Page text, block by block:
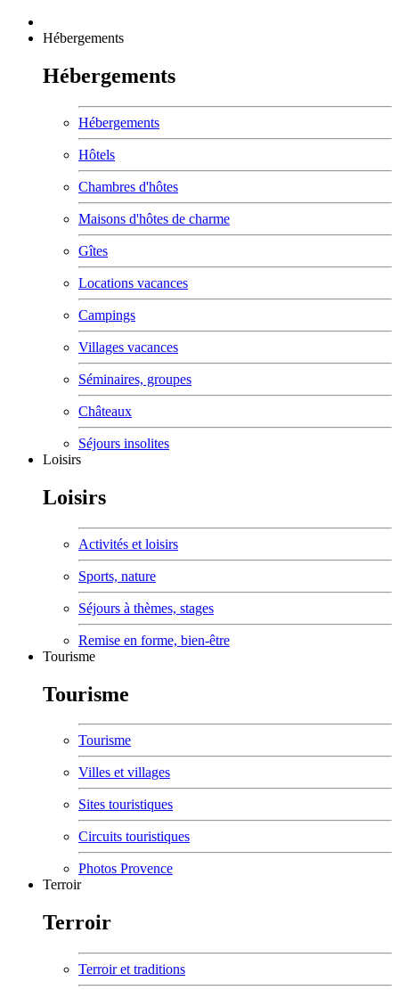
Hébergements
Hébergements
Hébergements
Hôtels
Chambres d'hôtes
Maisons d'hôtes de charme
Gîtes
Locations vacances
Campings
Villages vacances
Séminaires, groupes
Châteaux
Séjours insolites
Loisirs
Loisirs
Activités et loisirs
Sports, nature
Séjours à thèmes, stages
Remise en forme, bien-être
Tourisme
Tourisme
Tourisme
Villes et villages
Sites touristiques
Circuits touristiques
Photos Provence
Terroir
Terroir
Terroir et traditions